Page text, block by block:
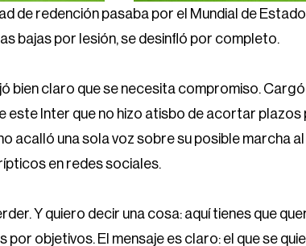
de redención pasaba por el Mundial de
bajas por lesión, se desinfló por completo.
bien claro que se necesita compromiso.
este Inter que no hizo atisbo de acortar
acalló una sola voz sobre su posible marcha
en redes sociales.
Y quiero decir una cosa: aquí tienes que
por objetivos. El mensaje es claro: el que se